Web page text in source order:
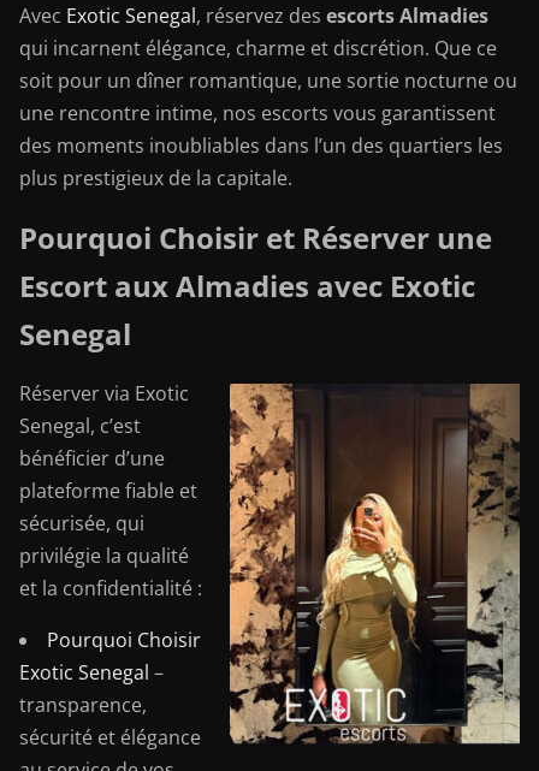
Avec Exotic Senegal, réservez des escorts Almadies
qui incarnent élégance, charme et discrétion. Que ce
soit pour un dîner romantique, une sortie nocturne ou
une rencontre intime, nos escorts vous garantissent
des moments inoubliables dans l’un des quartiers les
plus prestigieux de la capitale.
Pourquoi Choisir et Réserver une
Escort aux Almadies avec Exotic
Senegal
Réserver via Exotic
Senegal, c’est
bénéficier d’une
plateforme fiable et
sécurisée, qui
privilégie la qualité
et la confidentialité :
Pourquoi Choisir
Exotic Senegal –
transparence,
sécurité et élégance